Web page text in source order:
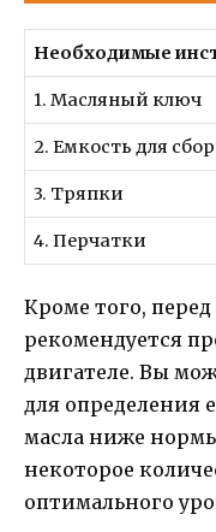
Необходимые
1. Масляный ключ
2. Емкость для
3. Тряпки
4. Перчатки
Кроме того,
рекомендуется
двигателе. Вы
для определения
масла ниже
некоторое
оптимального